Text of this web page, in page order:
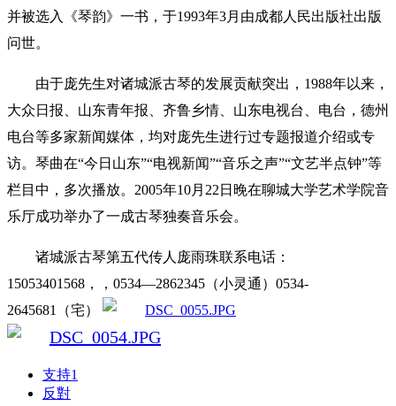
并被选入《琴韵》一书，于1993年3月由成都人民出版社出版
问世。
由于庞先生对诸城派古琴的发展贡献突出， 1988年以来，
大众日报、山东青年报、齐鲁乡情、山东电视台、电台，德州
电台等多家新闻媒体，均对庞先生进行过专题报道介绍或专
访。琴曲在“今日山东”“电视新闻”“音乐之声”“文艺半点钟”等
栏目中，多次播放。 2005年10月 22 日晚在聊城大学艺术学院音
乐厅成功举办了一成古琴独奏音乐会。
诸城派古琴第五代传人庞雨珠联系电话：
15053401568，， 0534—2862345 （小灵通）0534-
2645681
（宅）
支持1
反對